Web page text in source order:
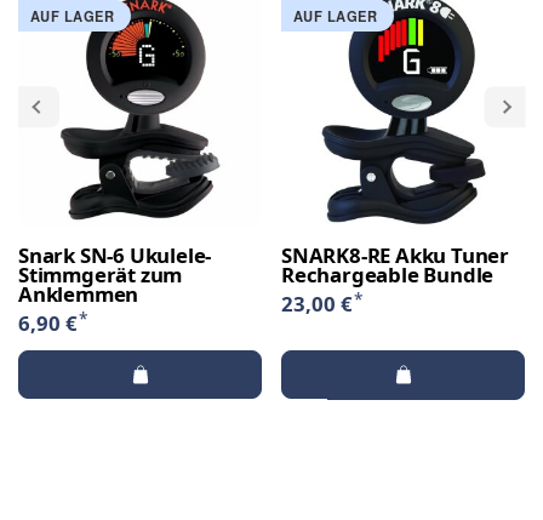
AUF LAGER
Snark SN-6 Ukulele-
Stimmgerät zum
Anklemmen
6,90 €*
AUF LAGER
SNARK8-RE Akku Tuner
Rechargeable Bundle
23,00 €*